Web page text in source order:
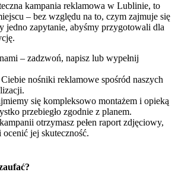
kampania reklamowa w Lublinie, to
– bez względu na to, czym zajmuje się
jedno zapytanie, abyśmy przygotowali dla
– zadzwoń, napisz lub wypełnij
nośniki reklamowe spośród naszych
się kompleksowo montażem i opieką
przebiegło zgodnie z planem.
otrzymasz pełen raport zdjęciowy,
jej skuteczność.